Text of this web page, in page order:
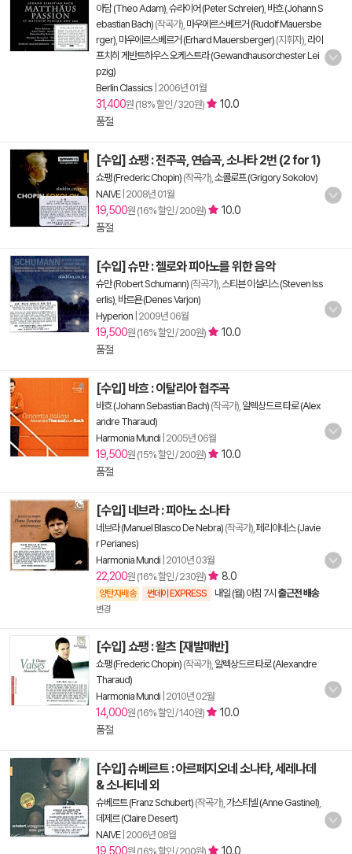
아담 (Theo Adam) 슈라이어 (Peter Schreier) 바흐 (Johann S
ebastian Bach) (작곡가), 마우에르스베르거 (Rudolf Mauersbe
rger) 마우에르스베르거 (Erhard Mauersberger) (지휘자), 라이
프치히 게반트하우스 오케스트라 (Gewandhausorchester Lei
pzig)
Berlin Classics 2006년 01월
31,400원 (18% 할인 / 320원)
10.0
품절
[수입] 쇼팽 : 전주곡, 연습곡, 소나타 2번 (2 for 1)
쇼팽 (Frederic Chopin) (작곡가), 소콜로프 (Grigory Sokolov)
NAIVE| 2008년 01월
19,500원 (16% 할인 / 200원)
10.0
품절
[수입] 슈만 : 첼로와 피아노를 위한 음악
슈만 (Robert Schumann) (작곡가), 스티븐 이설리스 (Steven Iss
erlis) 바르욘 (Denes Varjon)
Hyperion 2009년 06월
19,500원 (16% 할인 / 200원)
10.0
품절
[수입] 바흐 : 이탈리아 협주곡
바흐 (Johann Sebastian Bach) (작곡가), 알렉상드르 타로 (Alex
andre Tharaud)
Harmonia Mundi 2005년 06월
19,500원 (15% 할인 / 200원)
10.0
품절
[수입] 네브라 : 피아노 소나타
네브라 (Manuel Blasco De Nebra) (작곡가), 페리아네스 (Javie
r Perianes)
Harmonia Mundi 2010년 03월
22,200원 (16% 할인 / 230원) 8.0
양탄자배송 썬데이 EXPRESS 내일 (월) 아침 7시 출근전 배송
변경
[수입] 쇼팽 : 왈츠 [재발매반]
쇼팽 (Frederic Chopin) (작곡가), 알렉상드르 타로 (Alexandre
Tharaud)
Harmonia Mundi 2010년 02월
14,000원 (16% 할인 / 140원)
10.0
품절
[수입] 슈베르트 : 아르페지오네 소나타, 세레나데
& 소나티네 외
슈베르트 (Franz Schubert) (작곡가), 가스티넬 (Anne Gastinel)
데제르 (Claire Desert)
NAIVE| 2006년 08월
19,500원 (16% 할인 / 200원) 10.0